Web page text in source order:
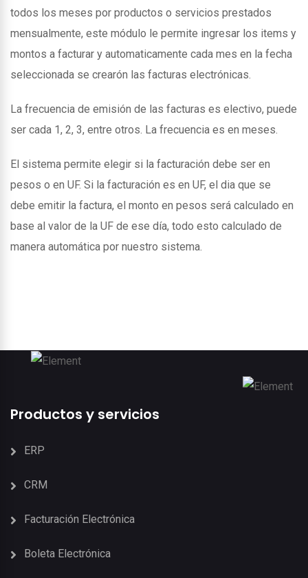
todos los meses por productos o servicios prestados
mensualmente, este módulo le permite ingresar los items y
montos a facturar y automaticamente cada mes en la fecha
seleccionada se crearón las facturas electrónicas.
La frecuencia de emisión de las facturas es electivo, puede
ser cada 1, 2, 3, entre otros. La frecuencia es en meses.
El sistema permite elegir si la facturación debe ser en
pesos o en UF. Si la facturación es en UF, el dia que se
debe emitir la factura, el monto en pesos será calculado en
base al valor de la UF de ese día, todo esto calculado de
manera automática por nuestro sistema.
Productos y servicios
ERP
CRM
Facturación Electrónica
Boleta Electrónica